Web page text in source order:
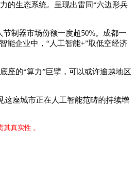
的生态系统。呈现出雷同“六边形兵
制器市场份额一度超50%。成都一
能企业中，“人工智能+”取低空经济
的“算力”巨擘，可以或许逾越地区
座城市正在人工智能范畴的持续增
真实性 。